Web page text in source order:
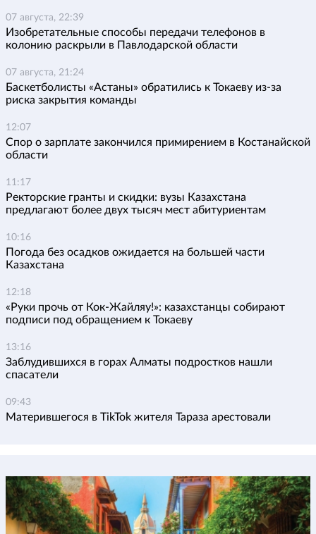
07 августа, 22:39
Изобретательные способы передачи телефонов в
колонию раскрыли в Павлодарской области
07 августа, 21:24
Баскетболисты «Астаны» обратились к Токаеву из-за
риска закрытия команды
12:07
Спор о зарплате закончился примирением в Костанайской
области
11:17
Ректорские гранты и скидки: вузы Казахстана
предлагают более двух тысяч мест абитуриентам
10:16
Погода без осадков ожидается на большей части
Казахстана
12:18
«Руки прочь от Кок-Жайляу!»: казахстанцы собирают
подписи под обращением к Токаеву
13:16
Заблудившихся в горах Алматы подростков нашли
спасатели
09:43
Матерившегося в TikTok жителя Тараза арестовали